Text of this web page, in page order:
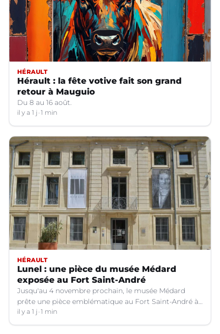
HÉRAULT
Hérault : la fête votive fait son grand
retour à Mauguio
Du 8 au 16 août.
il y a 1 j 1 min
HÉRAULT
Lunel : une pièce du musée Médard
exposée au Fort Saint-André
Jusqu'au 4 novembre prochain, le musée Médard
prête une pièce emblématique au Fort Saint-André à
Villeneuve-lez-Avignon (Gard).
il y a 1 j 1 min